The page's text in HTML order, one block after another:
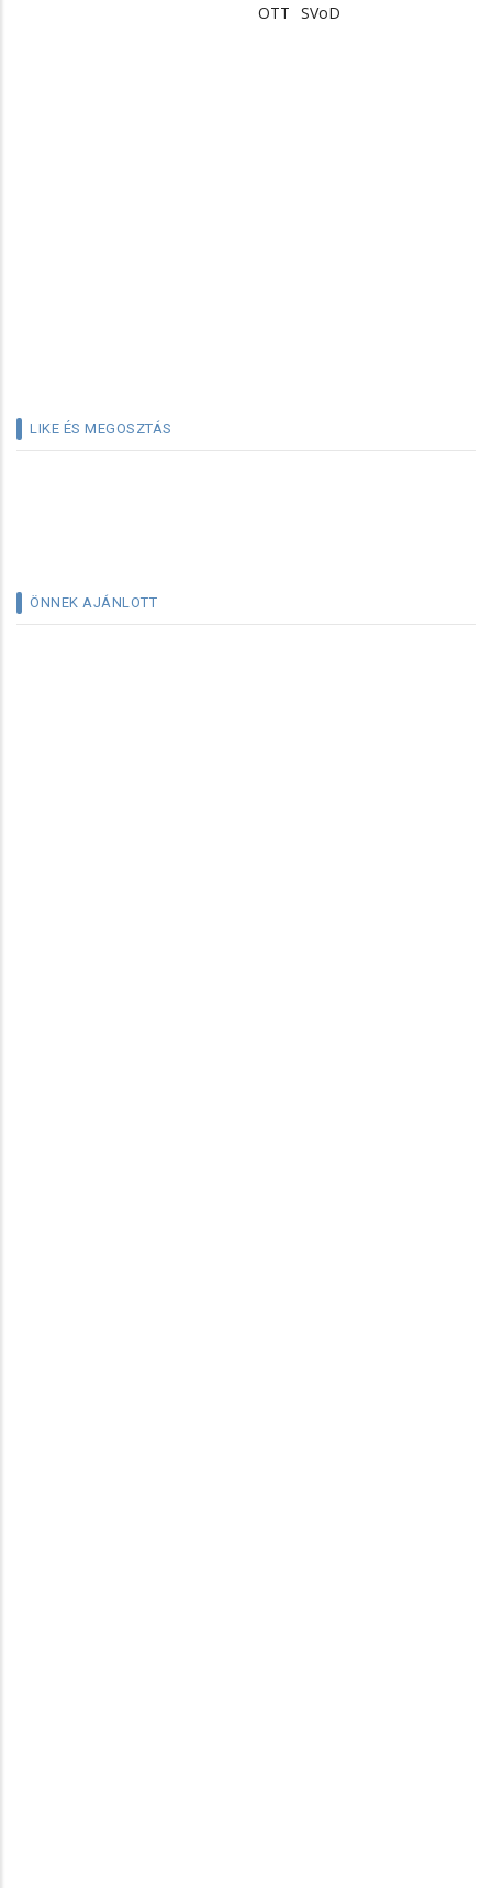
OTT SVoD
LIKE ÉS MEGOSZTÁS
ÖNNEK AJÁNLOTT